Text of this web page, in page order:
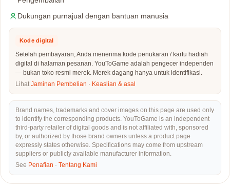
Dukungan purnajual dengan bantuan manusia
Kode digital
Setelah pembayaran, Anda menerima kode penukaran / kartu hadiah
digital di halaman pesanan. YouToGame adalah pengecer independen
— bukan toko resmi merek. Merek dagang hanya untuk identifikasi.
Lihat Jaminan Pembelian · Keaslian & asal
Brand names, trademarks and cover images on this page are used only
to identify the corresponding products. YouToGame is an independent
third-party retailer of digital goods and is not affiliated with, sponsored
by, or authorized by those brand owners unless a product page
expressly states otherwise. Specifications may come from upstream
suppliers or publicly available manufacturer information.
See Penafian · Tentang Kami